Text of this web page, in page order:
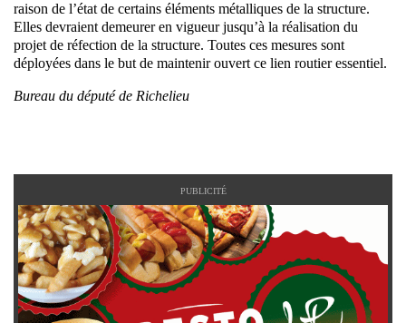
raison de l’état de certains éléments métalliques de la structure.
Elles devraient demeurer en vigueur jusqu’à la réalisation du
projet de réfection de la structure. Toutes ces mesures sont
déployées dans le but de maintenir ouvert ce lien routier essentiel.
Bureau du député de Richelieu
PUBLICITÉ